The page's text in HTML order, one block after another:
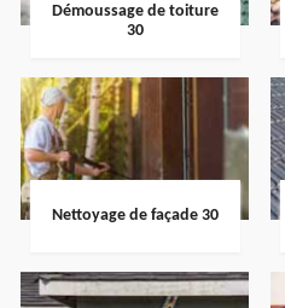
Démoussage de toiture
30
Nettoyage de façade 30